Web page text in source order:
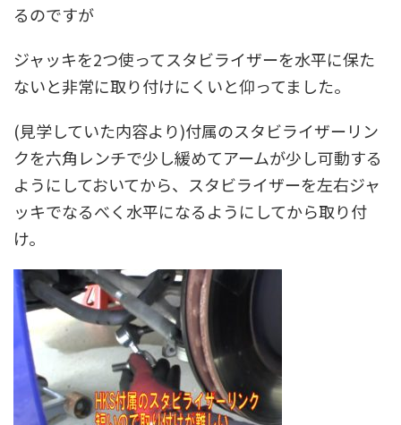
るのですが
ジャッキを2つ使ってスタビライザーを水平に保た
ないと非常に取り付けにくいと仰ってました。
(見学していた内容より)付属のスタビライザーリン
クを六角レンチで少し緩めてアームが少し可動する
ようにしておいてから、スタビライザーを左右ジャ
ッキでなるべく水平になるようにしてから取り付
け。